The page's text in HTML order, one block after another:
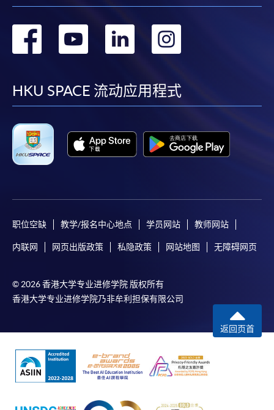
转
facebook
转
youtube
转
linkedin
HKU SPACE 流动应用程式
职位空缺 教学/报名中心地点 学员网站 教师网站
内联网 网页出版政策 私隐政策 网站地图 无障碍网页
© 2026 香港大学专业进修学院 版权所有
香港大学专业进修学院乃非牟利担保有限公司
返回页首